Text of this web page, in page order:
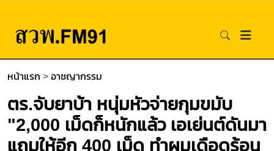
หน้าแรก > อาชญากรรม
ตร.จับยาบ้า หนุ่มหัวจ่ายกุมขมับ
"2,000 เม็ดก็หนักแล้ว เอเย่นต์ดันมา
แถมให้อีก 400 เม็ด ทำผมเดือดร้อน